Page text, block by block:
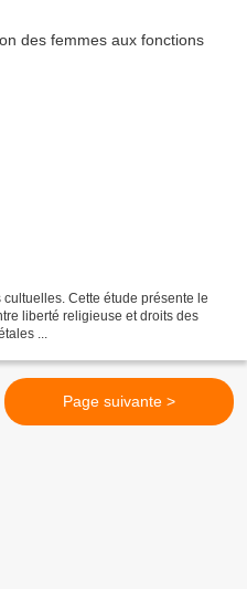
Cette étude présente le
liberté religieuse et droits des
...
Page suivante >